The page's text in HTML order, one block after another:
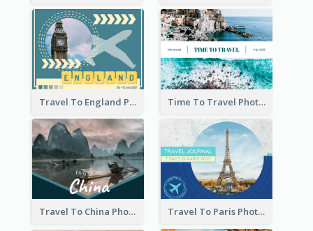
Travel To England Photo Book Time To Travel Photo Book
Travel To China Photo Book Travel To Paris Photo Book